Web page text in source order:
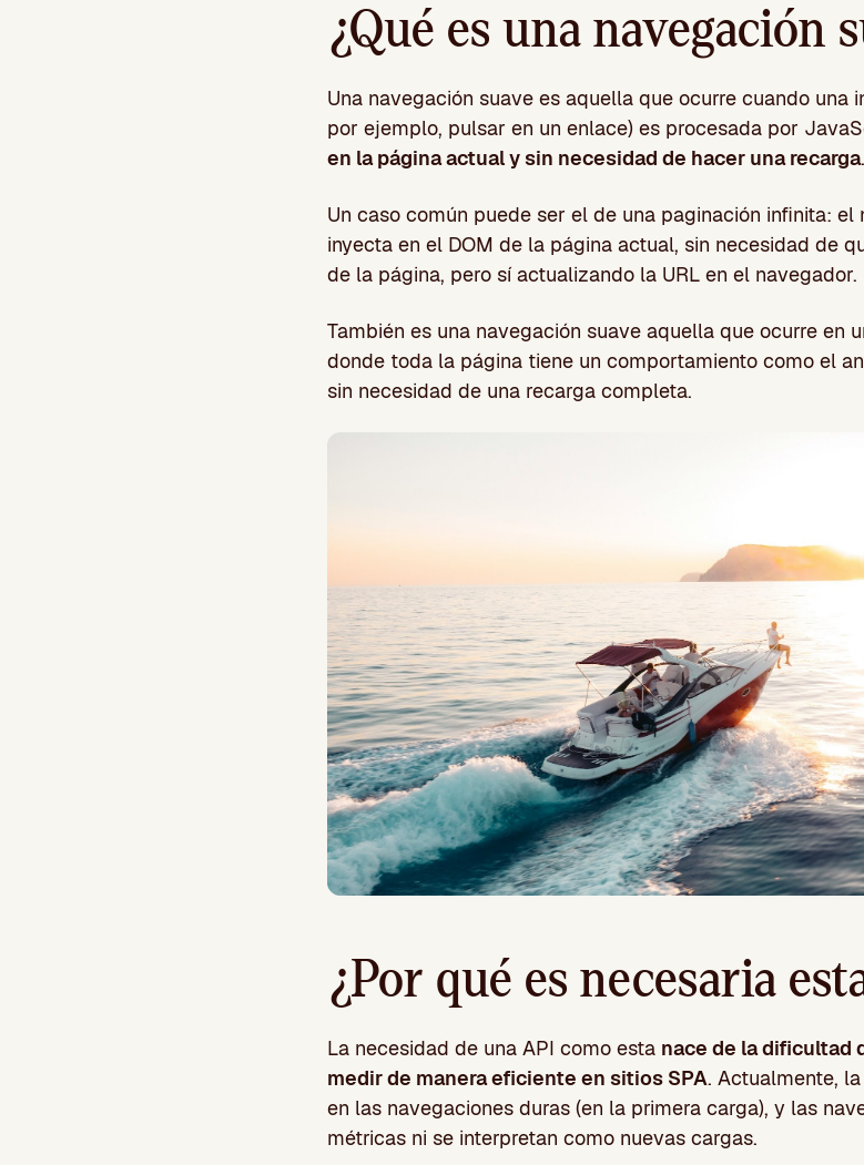
¿Qué es una navegación
Una navegación suave es aquella que ocurre cuando una
por ejemplo, pulsar en un enlace) es procesada por
en la página actual y sin necesidad de hacer una recarga.
Un caso común puede ser el de una paginación infinita:
inyecta en el DOM de la página actual, sin necesidad de
de la página, pero sí actualizando la URL en el navegador.
También es una navegación suave aquella que ocurre en
donde toda la página tiene un comportamiento como el
sin necesidad de una recarga completa.
¿Por qué es necesaria
La necesidad de una API como esta nace de la dificultad
medir de manera eficiente en sitios SPA. Actualmente,
en las navegaciones duras (en la primera carga), y las
métricas ni se interpretan como nuevas cargas.